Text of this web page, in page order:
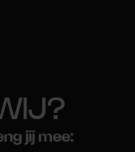
jij mee: